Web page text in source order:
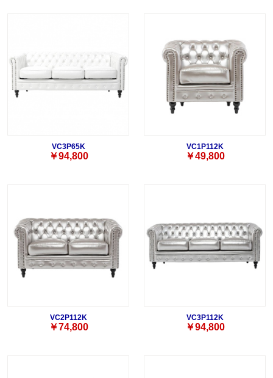
VC3P65K
￥94,800
VC1P112K
￥49,800
VC2P112K
￥74,800
VC3P112K
￥94,800